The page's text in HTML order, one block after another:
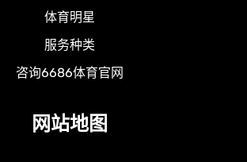
体育明星
服务种类
咨询6686体育官网
网站地图